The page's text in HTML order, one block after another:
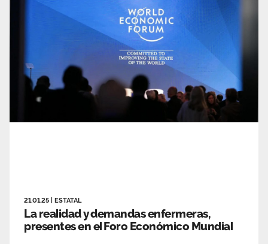
21.01.25 ESTATAL
La realidad y demandas enfermeras,
presentes en el Foro Económico Mundial